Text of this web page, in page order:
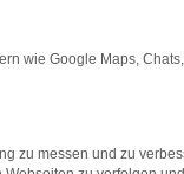
Seite in einem
nicht mehr
wie Google Maps, Chats,
zu messen und zu